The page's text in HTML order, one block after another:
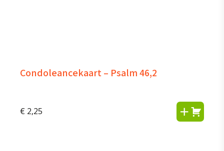
Condoleancekaart – Psalm 46,2
€ 2,25